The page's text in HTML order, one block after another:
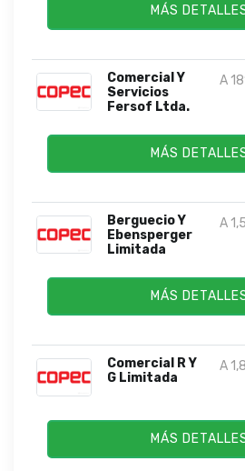
MÁS
Comercial Y
Servicios
Fersof Ltda.
A
MÁS
Berguecio Y
Ebensperger
Limitada
A
MÁS
Comercial R Y
G Limitada
A
MÁS